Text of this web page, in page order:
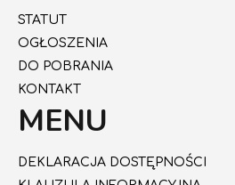
STATUT
OGŁOSZENIA
DO POBRANIA
KONTAKT
MENU
DEKLARACJA DOSTĘPNOŚCI